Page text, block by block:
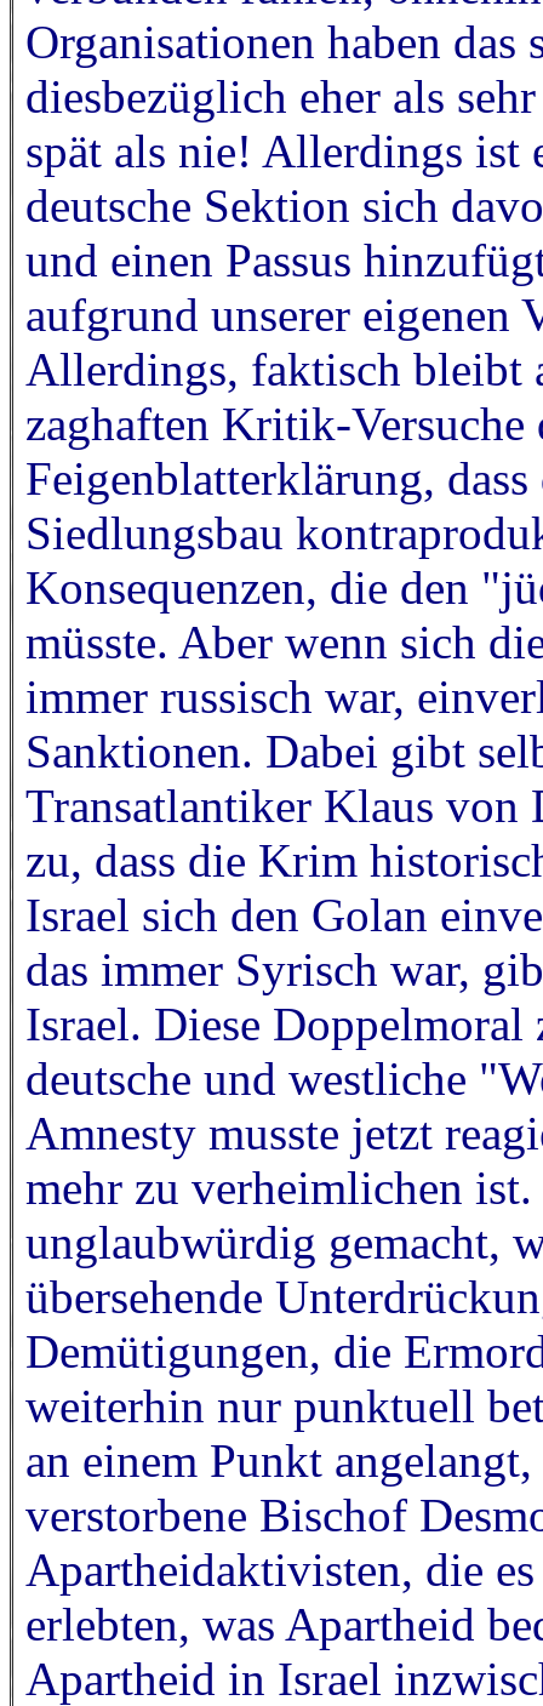
Organisationen haben das
diesbezüglich eher als
spät als nie! Allerdings ist
deutsche Sektion sich
und einen Passus
aufgrund unserer eigenen
Allerdings, faktisch bleibt
zaghaften Kritik-
Feigenblatterklärung,
Siedlungsbau
Konsequenzen, die den
müsste. Aber wenn sich
immer russisch war,
Sanktionen. Dabei gibt
Transatlantiker Klaus von
zu, dass die Krim
Israel sich den Golan
das immer Syrisch war,
Israel. Diese Doppelmoral
deutsche und westliche
Amnesty musste jetzt
mehr zu verheimlichen
unglaubwürdig gemacht,
übersehende
Demütigungen, die
weiterhin nur punktuell
an einem Punkt
verstorbene Bischof
Apartheidaktivisten, die
erlebten, was Apartheid
Apartheid in Israel